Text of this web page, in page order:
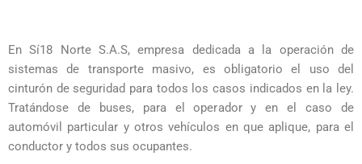
En Sí18 Norte S.A.S, empresa dedicada a la operación de
sistemas de transporte masivo, es obligatorio el uso del
cinturón de seguridad para todos los casos indicados en la ley.
Tratándose de buses, para el operador y en el caso de
automóvil particular y otros vehículos en que aplique, para el
conductor y todos sus ocupantes.